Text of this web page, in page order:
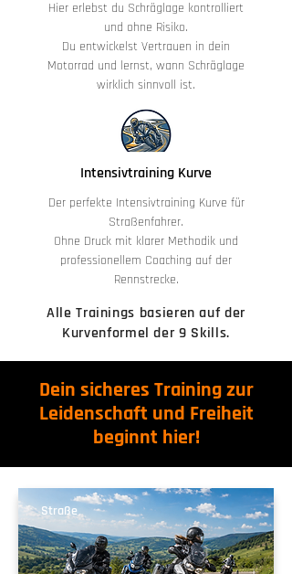
Hier erlebst du Schräglage kontrolliert
und ohne Risiko.
Du entwickelst Vertrauen in dein
Motorrad und lernst, wann Schräglage
wirklich sinnvoll ist.
Intensivtraining Kurve
Der perfekte Intensivtraining Kurve für
Straßenfahrer.
Ohne Druck mit klarer Methodik und
professionellem Coaching auf der
Rennstrecke.
Alle Trainings basieren auf der
Kurvenformel der 9 Skills.
Dein sicheres Training zur
Leidenschaft und Freiheit
beginnt hier!
Straße